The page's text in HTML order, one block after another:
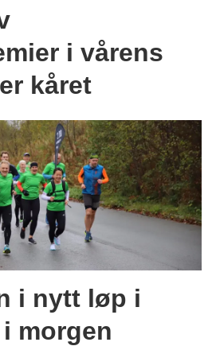
i vårens
kåret
i nytt løp i
morgen